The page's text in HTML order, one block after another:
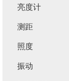
亮度计
测距
照度
振动